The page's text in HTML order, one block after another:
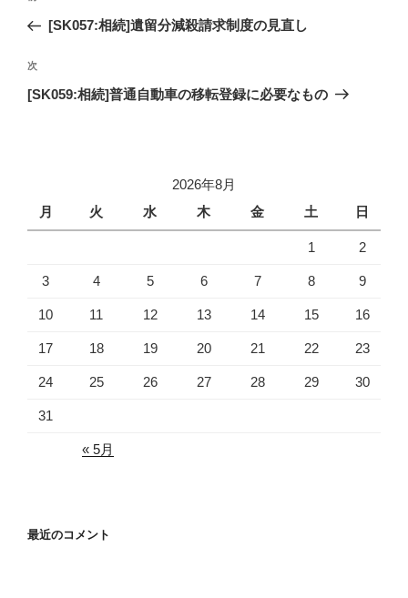
ビ
ゲ
去
投
稿
[SK057:相続]遺留分減殺請求制度の見直し
次
の
次
[SK059:相続]普通自動車の移転登録に必要なもの
2026年8月
月
火 水 木 金 土 日
1 2
3 4 5 6 7 8 9
10 11 12 13 14 15 16
17 18 19 20 21 22 23
24 25 26 27 28 29 30
31
« 5月
最近のコメント